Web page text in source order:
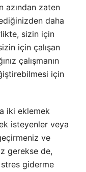
azından zaten
daha
sizin için
için çalışan
çalışmanın
için
iki eklemek
isteyenler veya
ve
gerekse de,
stres giderme